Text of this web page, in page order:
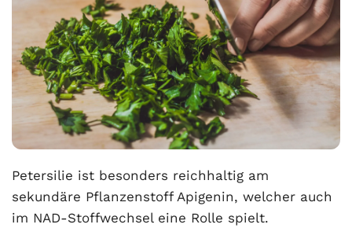
Petersilie ist besonders reichhaltig am
sekundäre Pflanzenstoff Apigenin, welcher auch
im NAD-Stoffwechsel eine Rolle spielt.